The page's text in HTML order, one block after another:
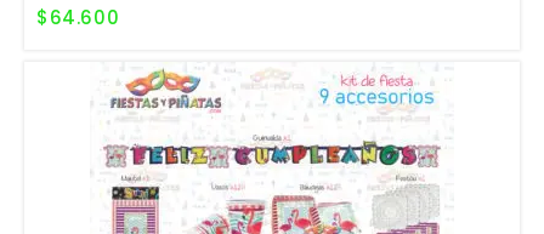
$64.600